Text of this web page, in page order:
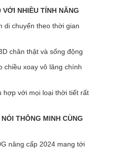
VỚI NHIỀU TÍNH NĂNG
di chuyển theo thời gian
chân thật và sống động
chiều xoay vô lăng chính
với mọi loại thời tiết rất
THÔNG MINH CÙNG
nâng cấp 2024 mang tới